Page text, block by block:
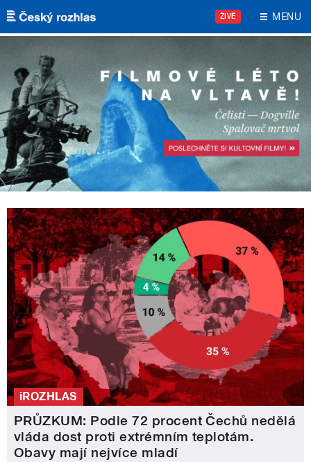
Přejít k hlavnímu obsahu
ŽIVĚ MENU
iROZHLAS
PRŮZKUM: Podle 72 procent Čechů nedělá
vláda dost proti extrémním teplotám.
Obavy mají nejvíce mladí